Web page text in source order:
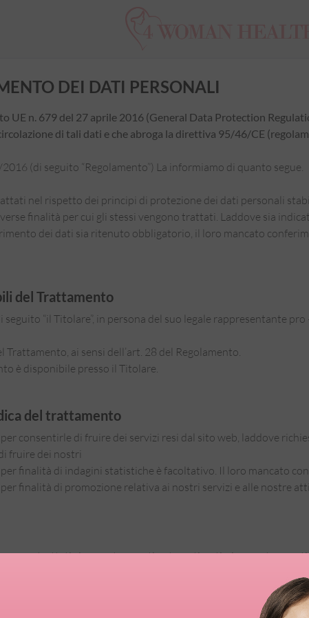
DEI DATI PERSONALI
UE n. 679 del 27 aprile 2016 (General Data Protection
di tali dati e che abroga la direttiva 95/46/CE
(di seguito “Regolamento”) La informiamo di quanto segue.
nel rispetto dei principi di protezione dei dati personali
finalità per cui gli stessi vengono trattati. Laddove sia
dei dati sia ritenuto obbligatorio, il loro mancato
del Trattamento
“il Titolare”, in persona del suo legale rappresentante
ai sensi dell’art. 28 del Regolamento.
è disponibile presso il Titolare.
del trattamento
consentirle di fruire dei servizi resi dal sito web, laddove
fruire dei nostri
finalità di indagini statistiche è facoltativo. Il loro mancato
finalità di promozione relativa ai nostri servizi e alle nostre
trattati sia con strumenti automatizzati, sia con
nonché accessi non autorizzati.
Italia.
dal Titolare, dai Responsabili e dalle persone a ciò